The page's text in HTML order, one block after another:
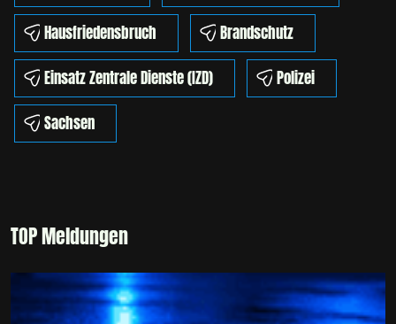
Hausfriedensbruch
Brandschutz
Einsatz Zentrale Dienste (IZD)
Polizei
Sachsen
TOP Meldungen